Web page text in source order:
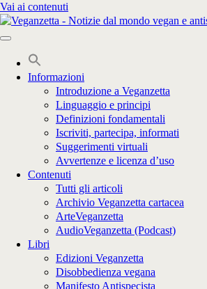
Vai ai contenuti
Informazioni
Introduzione a Veganzetta
Linguaggio e principi
Definizioni fondamentali
Iscriviti, partecipa, informati
Suggerimenti virtuali
Avvertenze e licenza d’uso
Contenuti
Tutti gli articoli
Archivio Veganzetta cartacea
ArteVeganzetta
AudioVeganzetta (Podcast)
Libri
Edizioni Veganzetta
Disobbedienza vegana
Manifesto Antispecista